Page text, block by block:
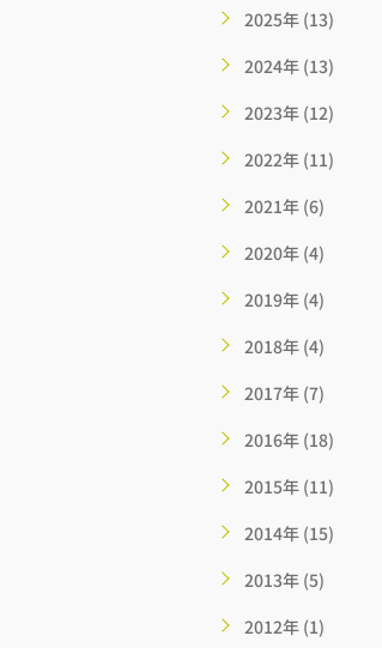
2025年 (13)
2024年 (13)
2023年 (12)
2022年 (11)
2021年 (6)
2020年 (4)
2019年 (4)
2018年 (4)
2017年 (7)
2016年 (18)
2015年 (11)
2014年 (15)
2013年 (5)
2012年 (1)